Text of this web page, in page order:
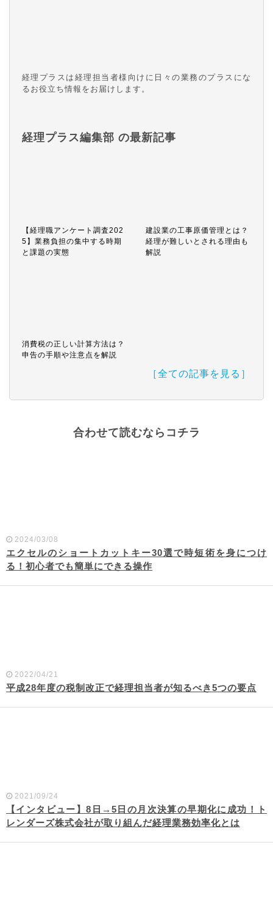
経理プラスは経理担当者様向けに日々の業務のプラスにな
るお役立ち情報をお届けします。
経理プラス編集部 の最新記事
【経理職アンケート調査202
5】業務負担の集中する時期
と課題の実態
建設業の工事原価管理とは？
経理が難しいとされる理由も
解説
消費税の正しい計算方法は？
申告の手順や注意点を解説
［全ての記事を見る］
合わせて読むならコチラ
2024/03/08
エクセルのショートカットキー30選で時短術を身につけ
る！初心者でも簡単にできる操作
2022/04/21
平成28年度の税制改正で経理担当者が知るべき5つの要点
2021/09/24
【インタビュー】8日→5日の月次決算の早期化に成功！ト
レンダーズ株式会社が取り組んだ経理業務効率化とは